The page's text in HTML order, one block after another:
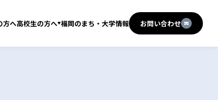
方へ高校生の方へ 福岡のまち・大学情報 お問い合わせ